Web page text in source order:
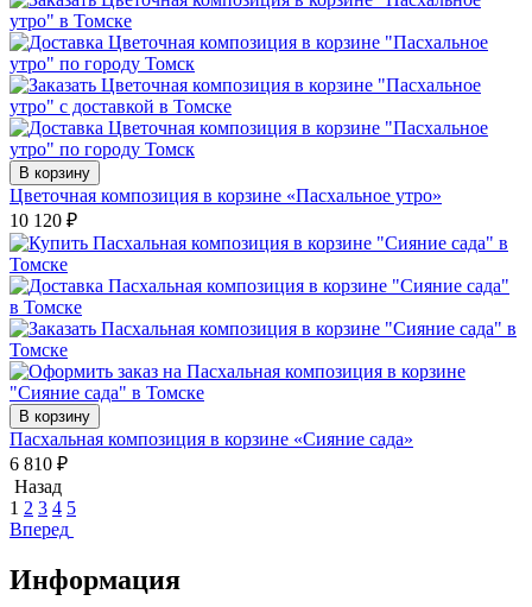
В корзину
Цветочная композиция в корзине «Пасхальное утро»
10 120 ₽
В корзину
Пасхальная композиция в корзине «Сияние сада»
6 810 ₽
Назад
1 2 3 4 5
Вперед
Информация